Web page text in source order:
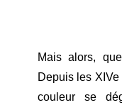
Mais alors,
Depuis les
couleur se